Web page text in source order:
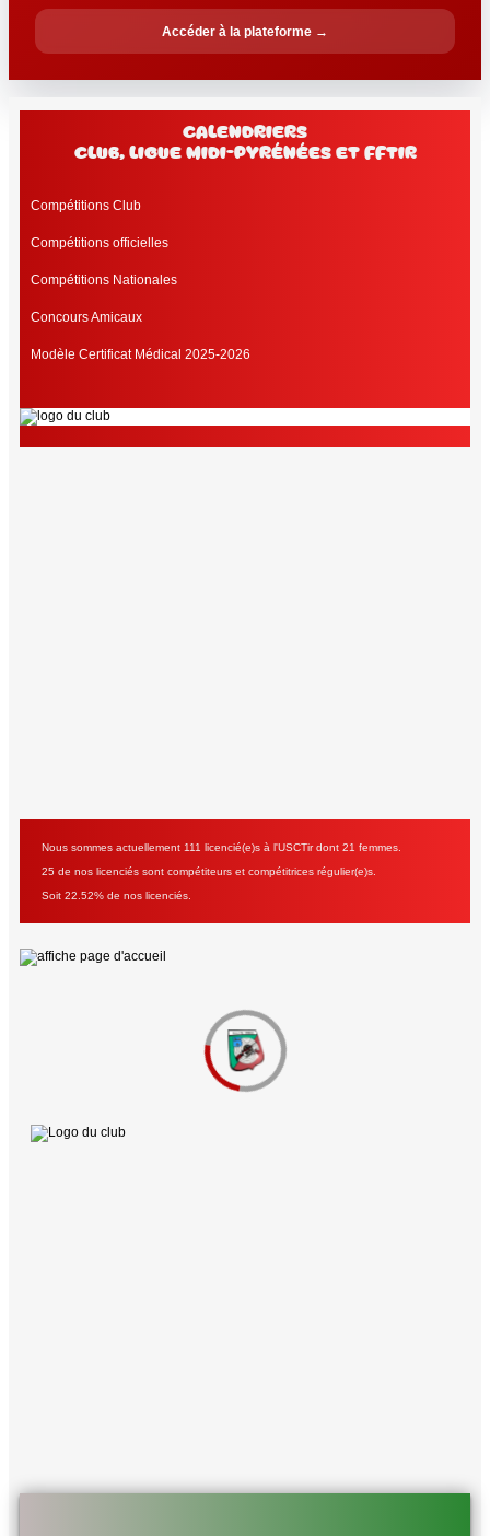
Accéder à la plateforme →
Calendriers
club, Ligue Midi-Pyrénées et FFtir
Compétitions Club
Compétitions officielles
Compétitions Nationales
Concours Amicaux
Modèle Certificat Médical 2025-2026
Nous sommes actuellement 111 licencié(e)s à l'USCTir dont 21 femmes.
25 de nos licenciés sont compétiteurs et compétitrices régulier(e)s.
Soit 22.52% de nos licenciés.